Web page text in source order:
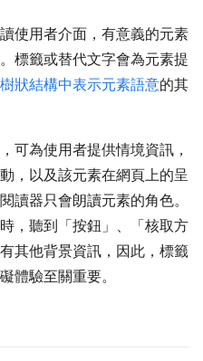
使用者介面，有意義的元素
標籤或替代文字會為元素提
狀結構中表示元素語意的其
可為使用者提供情境資訊，
，以及該元素在網頁上的呈
讀器只會朗讀元素的角色。
，聽到「按鈕」、「核取方
其他背景資訊，因此，標籤
體驗至關重要。